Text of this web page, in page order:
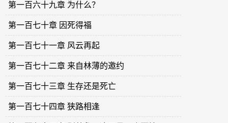
第一百六十九章 为什么？
第一百七十章 因死得福
第一百七十一章 风云再起
第一百七十二章 来自林薄的邀约
第一百七十三章 生存还是死亡
第一百七十四章 狭路相逢